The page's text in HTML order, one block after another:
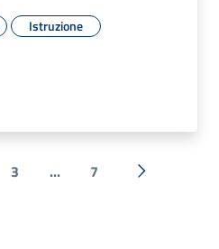
Istruzione
3 ... 7 Successiva